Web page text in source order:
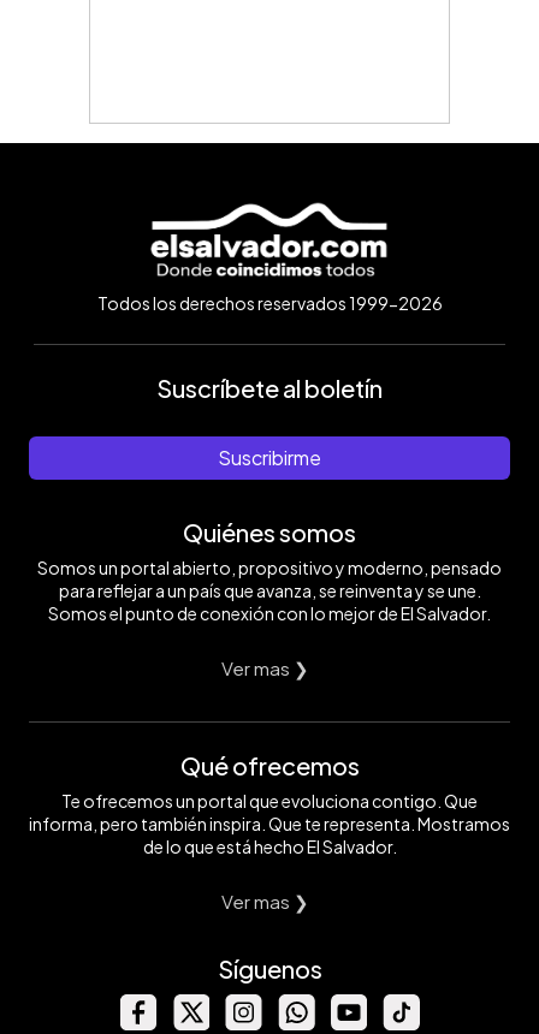
Todos los derechos reservados 1999-2026
Suscríbete al boletín
Suscribirme
Quiénes somos
Somos un portal abierto, propositivo y moderno, pensado
para reflejar a un país que avanza, se reinventa y se une.
Somos el punto de conexión con lo mejor de El Salvador.
Ver mas ❯
Qué ofrecemos
Te ofrecemos un portal que evoluciona contigo. Que
informa, pero también inspira. Que te representa. Mostramos
de lo que está hecho El Salvador.
Ver mas ❯
Síguenos